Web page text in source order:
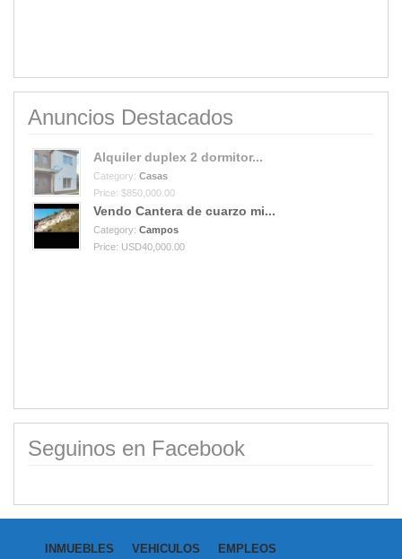
Anuncios Destacados
Vendo Cantera de cuarzo mi...
Category: Campos
Price: USD40,000.00
Seguinos en Facebook
INMUEBLES VEHICULOS EMPLEOS